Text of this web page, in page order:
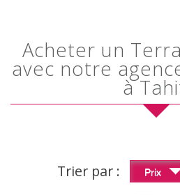
Acheter un Terrain sur Tahiti
avec notre
à
Trier par : Prix